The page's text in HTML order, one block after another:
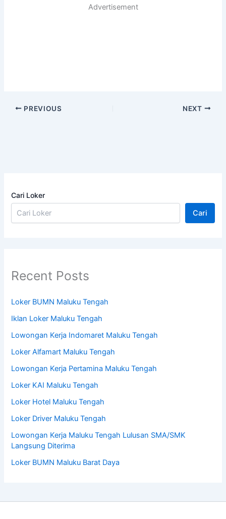
Advertisement
PREVIOUS NEXT
Cari Loker
Cari
Recent Posts
Loker BUMN Maluku Tengah
Iklan Loker Maluku Tengah
Lowongan Kerja Indomaret Maluku Tengah
Loker Alfamart Maluku Tengah
Lowongan Kerja Pertamina Maluku Tengah
Loker KAI Maluku Tengah
Loker Hotel Maluku Tengah
Loker Driver Maluku Tengah
Lowongan Kerja Maluku Tengah Lulusan SMA/SMK
Langsung Diterima
Loker BUMN Maluku Barat Daya